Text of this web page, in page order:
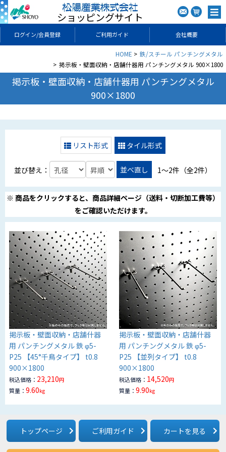
ショッピングサイト
ログイン/会員登録 ご利用ガイド 会社概要
HOME
鉄/スチール パンチングメタル
掲示板・壁面収納・店舗什器用 パンチングメタル 900×1800
掲示板・壁面収納・店舗什器用 パンチングメタル
900×1800
リスト形式 タイル形式
並び替え： 並べ直し 1〜2件（全2件）
※ 商品をクリックすると、商品詳細ページ（送料・切断加工費等）
をご確認いただけます。
掲示板・壁面収納・店舗什器
用 パンチングメタル 鉄 φ5-
P25 【45°千鳥タイプ】 t0.8
900×1800
税込価格： 23,210円
質量： 9.60kg
掲示板・壁面収納・店舗什器
用 パンチングメタル 鉄 φ5-
P25 【並列タイプ】 t0.8
900×1800
税込価格： 14,520円
質量：9.90kg
トップページ ご利用ガイド カートを見る